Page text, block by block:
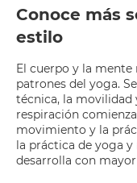
Conoce más
estilo
El cuerpo y la mente
patrones del yoga.
técnica, la movilidad
respiración
movimiento y la
la práctica de yoga
desarrolla con